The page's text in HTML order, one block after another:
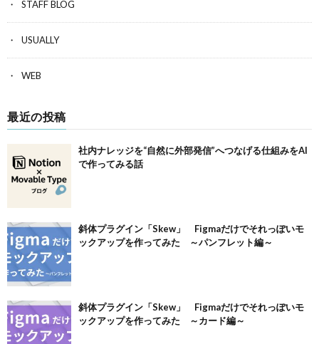
STAFF BLOG
USUALLY
WEB
最近の投稿
社内ナレッジを“自然に外部発信”へつなげる仕組みをAI
で作ってみる話
斜体プラグイン「Skew」 Figmaだけでそれっぽいモ
ックアップを作ってみた ～パンフレット編～
斜体プラグイン「Skew」 Figmaだけでそれっぽいモ
ックアップを作ってみた ～カード編～